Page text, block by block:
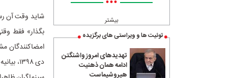
بیشتر
توئیت ها و ویراستی های برگزیده
تهدیدهای امروز واشنگتن
ادامه همان ذهنیت
هیروشیماست
شاید وقت آن
بگذار» فقط